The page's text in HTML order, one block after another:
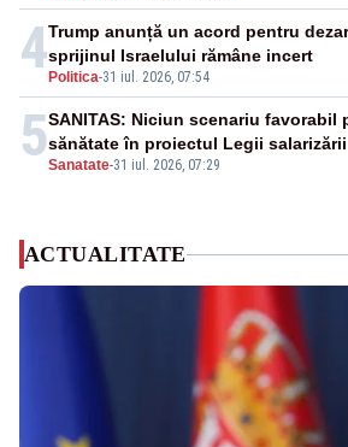
4 Politica-31 iul. 2026, 07:54
Trump anunță un acord pentru
sprijinul Israelului rămâne incert
5Sanatate-31 iul. 2026, 07:29
SANITAS: Niciun scenariu favorabil
sănătate în proiectul Legii salarizării
ACTUALITATE